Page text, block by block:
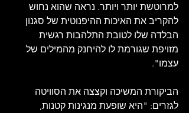
למרוטשת יותר ויותר. נראה שהוא נחוש
להקריב את האיכות ההיפנוטית של סגנון
הבלדה שלו לטובת התלהבות רגשית
מזויפת שגורמת לו להיחנק מהמילים של
עצמו".
הביקורת המשיכה וקצצה את הסוויטה
לגזרים: "היא שופעת מנגינות קטנות,